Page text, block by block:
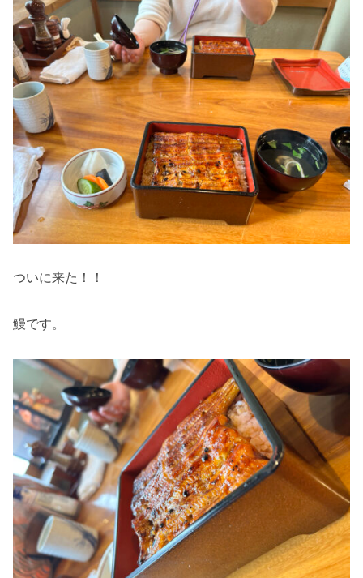
ついに来た！！
鰻です。